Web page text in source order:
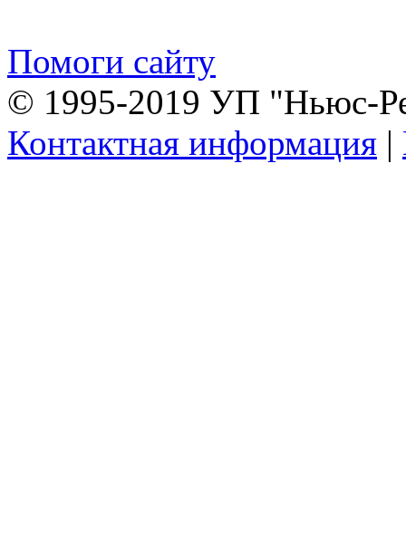
Помоги сайту
© 1995-2019 УП "Ньюс-
Контактная информация |